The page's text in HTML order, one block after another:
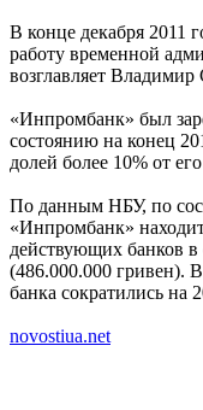
В конце декабря 2011
работу временной
возглавляет Владимир
«Инпромбанк» был
состоянию на конец
долей более 10% от
По данным НБУ, по
«Инпромбанк»
действующих банков в
(486.000.000 гривен).
банка сократились на
novostiua.net